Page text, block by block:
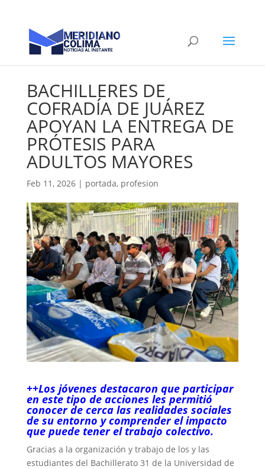
BACHILLERES DE
COFRADÍA DE JUÁREZ
APOYAN LA ENTREGA DE
PRÓTESIS PARA
ADULTOS MAYORES
Feb 11, 2026| portada, profesion
++Los jóvenes destacaron que participar
en este tipo de acciones les permitió
conocer de cerca las realidades sociales
de su entorno y comprender el impacto
que puede tener el trabajo colectivo.
Gracias a la organización y trabajo de los y las
estudiantes del Bachillerato 31 de la Universidad de